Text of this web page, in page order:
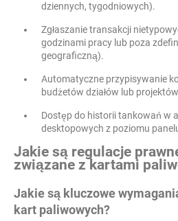
dziennych, tygodniowych).
Zgłaszanie transakcji
godzinami pracy lub poza
geograficzną).
Automatyczne przypisywanie
budżetów działów lub
Dostęp do historii tankowań w
desktopowych z poziomu
Jakie są regulacje
związane z kartami
Jakie są kluczowe
kart paliwowych?